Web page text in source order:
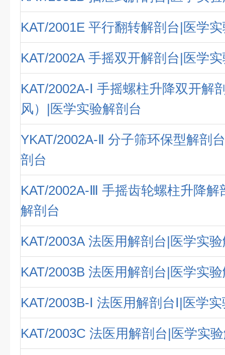
KAT/2001E 平行翻转解剖台|医学
KAT/2002A 手摇双开解剖台|医学
KAT/2002A-Ⅰ 手摇螺柱升降双开解
风）|医学实验解剖台
YKAT/2002A-Ⅱ 分子筛环保型解剖
剖台
KAT/2002A-Ⅲ 手摇齿轮螺柱升降解
解剖台
KAT/2003A 法医用解剖台|医学实
KAT/2003B 法医用解剖台|医学实
KAT/2003B-Ⅰ 法医用解剖台Ⅰ|医学
KAT/2003C 法医用解剖台|医学实